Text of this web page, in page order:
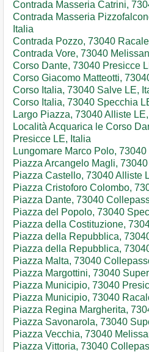
Contrada Masseria Catrini,
Contrada Masseria
Italia
Contrada Pozzo, 73040
Contrada Vore, 73040
Corso Dante, 73040 Presicce
Corso Giacomo Matteotti,
Corso Italia, 73040 Salve LE,
Corso Italia, 73040 Specchia
Largo Piazza, 73040 Alliste
Località Acquarica le Corso
Presicce LE, Italia
Lungomare Marco Polo,
Piazza Arcangelo Magli,
Piazza Castello, 73040 Alliste
Piazza Cristoforo Colombo,
Piazza Dante, 73040
Piazza del Popolo, 73040
Piazza della Costituzione,
Piazza della Repubblica,
Piazza della Repubblica,
Piazza Malta, 73040
Piazza Margottini, 73040
Piazza Municipio, 73040
Piazza Municipio, 73040
Piazza Regina Margherita,
Piazza Savonarola, 73040
Piazza Vecchia, 73040
Piazza Vittoria, 73040